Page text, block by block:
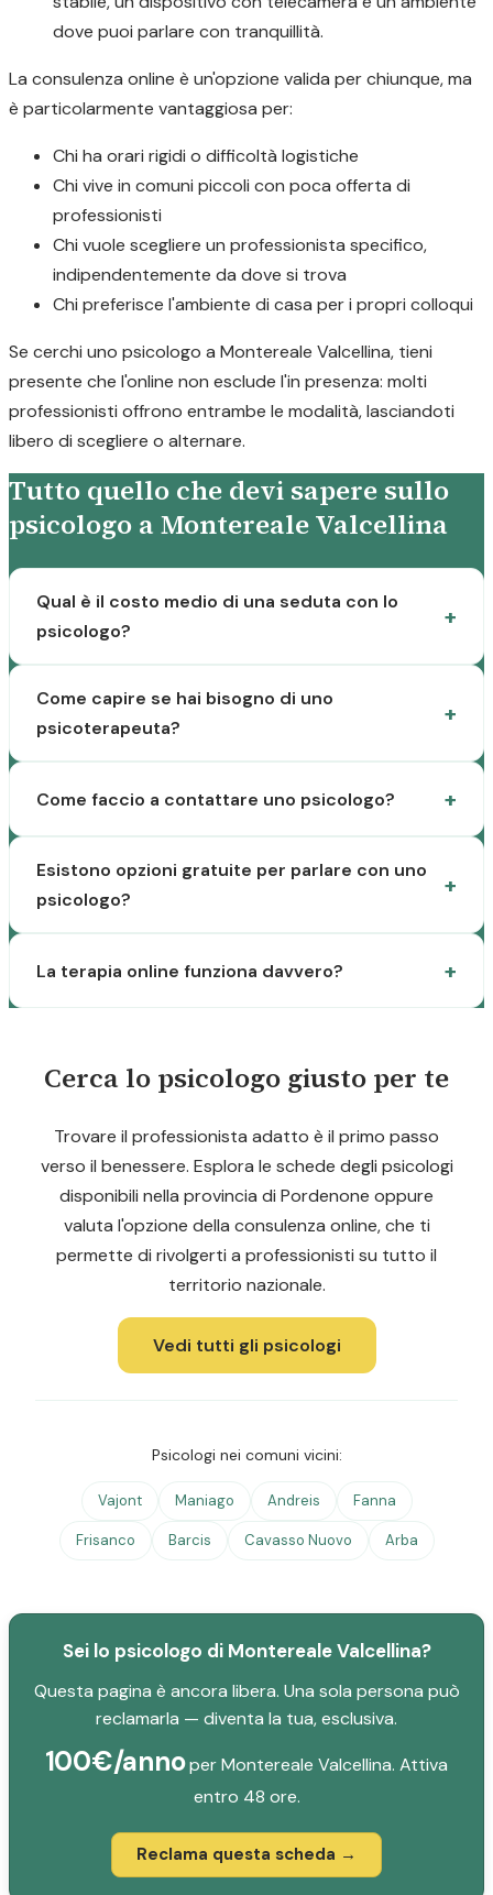
dove puoi parlare con tranquillità.
La consulenza online è un'opzione valida per chiunque, ma
è particolarmente vantaggiosa per:
Chi ha orari rigidi o difficoltà logistiche
Chi vive in comuni piccoli con poca offerta di
professionisti
Chi vuole scegliere un professionista specifico,
indipendentemente da dove si trova
Chi preferisce l'ambiente di casa per i propri colloqui
Se cerchi uno psicologo a Montereale Valcellina, tieni
presente che l'online non esclude l'in presenza: molti
professionisti offrono entrambe le modalità, lasciandoti
libero di scegliere o alternare.
Tutto quello che devi sapere sullo
psicologo a Montereale Valcellina
Qual è il costo medio di una seduta con lo
psicologo?
Come capire se hai bisogno di uno
psicoterapeuta?
Come faccio a contattare uno psicologo?
Esistono opzioni gratuite per parlare con uno
psicologo?
La terapia online funziona davvero?
Cerca lo psicologo giusto per te
Trovare il professionista adatto è il primo passo
verso il benessere. Esplora le schede degli psicologi
disponibili nella provincia di Pordenone oppure
valuta l'opzione della consulenza online, che ti
permette di rivolgerti a professionisti su tutto il
territorio nazionale.
Vedi tutti gli psicologi
Psicologi nei comuni vicini:
Vajont Maniago Andreis Fanna
Frisanco Barcis Cavasso Nuovo Arba
Sei lo psicologo di Montereale Valcellina?
Questa pagina è ancora libera. Una sola persona può
reclamarla — diventa la tua, esclusiva.
100€/annoper Montereale Valcellina. Attiva
entro 48 ore.
Reclama questa scheda →